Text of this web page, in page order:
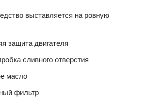
выставляется на ровную
защита двигателя
сливного отверстия
масло
фильтр